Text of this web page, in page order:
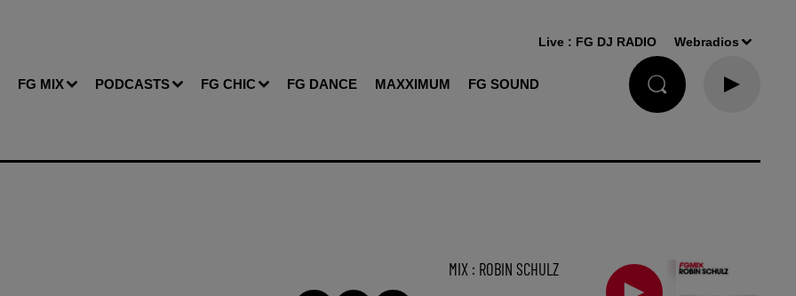
FG MIX PODCASTS FG CHIC FG DANCE MAXXIMUM FG SOUND
Live : FG DJ RADIO Webradios
MIX : ROBIN SCHULZ